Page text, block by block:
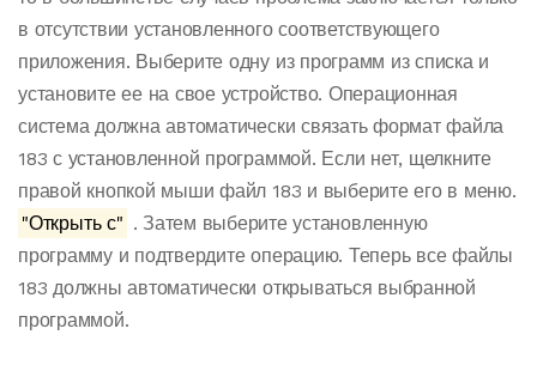
в отсутствии установленного соответствующего
приложения. Выберите одну из программ из списка и
установите ее на свое устройство. Операционная
система должна автоматически связать формат файла
183 с установленной программой. Если нет, щелкните
правой кнопкой мыши файл 183 и выберите его в меню.
"Открыть с" . Затем выберите установленную
программу и подтвердите операцию. Теперь все файлы
183 должны автоматически открываться выбранной
программой.